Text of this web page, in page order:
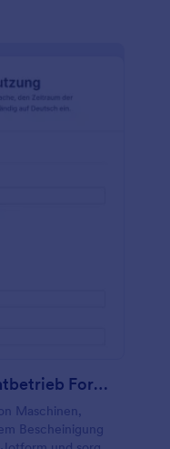
Bescheinigung über Nichtbetrieb Formular
Maschinen,
Bescheinigung